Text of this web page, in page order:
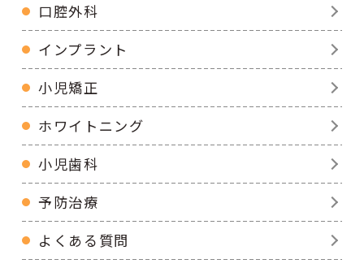
口腔外科
インプラント
小児矯正
ホワイトニング
小児歯科
予防治療
よくある質問